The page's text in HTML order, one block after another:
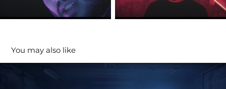
You may also like